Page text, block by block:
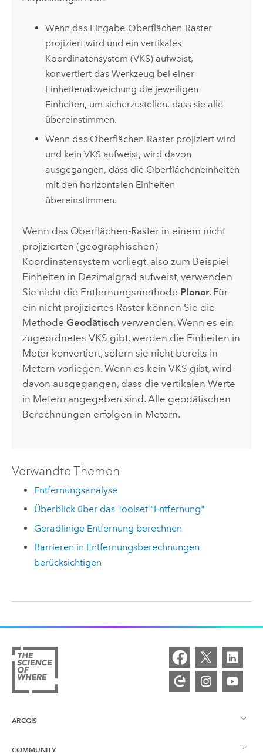
Wenn das Eingabe-Oberflächen-Raster
projiziert wird und ein vertikales
Koordinatensystem (VKS) aufweist,
konvertiert das Werkzeug bei einer
Einheitenabweichung die jeweiligen
Einheiten, um sicherzustellen, dass sie alle
übereinstimmen.
Wenn das Oberflächen-Raster projiziert wird
und kein VKS aufweist, wird davon
ausgegangen, dass die Oberflächeneinheiten
mit den horizontalen Einheiten
übereinstimmen.
Wenn das Oberflächen-Raster in einem nicht
projizierten (geographischen)
Koordinatensystem vorliegt, also zum Beispiel
Einheiten in Dezimalgrad aufweist, verwenden
Sie nicht die Entfernungsmethode Planar. Für
ein nicht projiziertes Raster können Sie die
MethodeGeodätisch verwenden. Wenn es ein
zugeordnetes VKS gibt, werden die Einheiten in
Meter konvertiert, sofern sie nicht bereits in
Metern vorliegen. Wenn es kein VKS gibt, wird
davon ausgegangen, dass die vertikalen Werte
in Metern angegeben sind. Alle geodätischen
Berechnungen erfolgen in Metern.
Verwandte Themen
Entfernungsanalyse
Überblick über das Toolset "Entfernung"
Geradlinige Entfernung berechnen
Barrieren in Entfernungsberechnungen
berücksichtigen
ARCGIS
COMMUNITY